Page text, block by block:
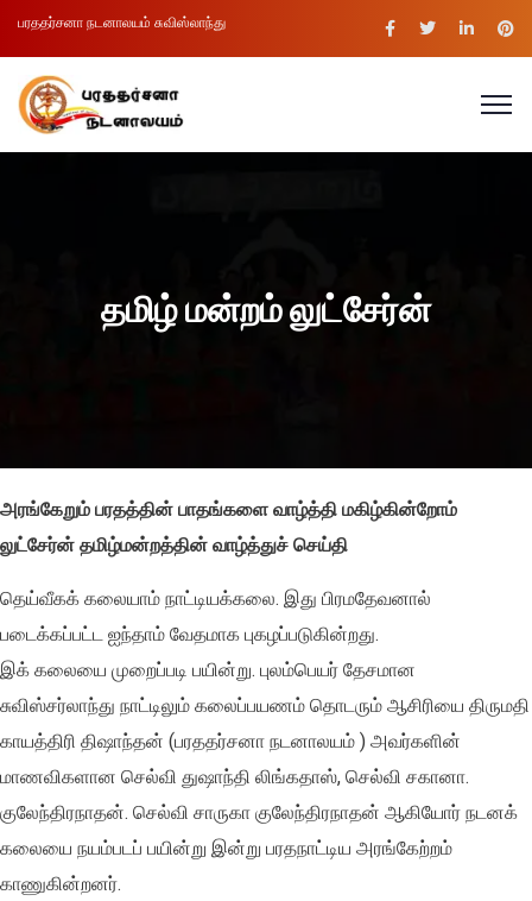
பரததர்சனா நடனாலயம் சுவிஸ்லாந்து
தமிழ் மன்றம் லுட்சேர்ன்
அரங்கேறும் பரதத்தின் பாதங்களை வாழ்த்தி மகிழ்கின்றோம்
லுட்சேர்ன் தமிழ்மன்றத்தின் வாழ்த்துச் செய்தி
தெய்வீகக் கலையாம் நாட்டியக்கலை. இது பிரமதேவனால்
படைக்கப்பட்ட ஐந்தாம் வேதமாக புகழப்படுகின்றது.
இக் கலையை முறைப்படி பயின்று. புலம்பெயர் தேசமான
சுவிஸ்சர்லாந்து நாட்டிலும் கலைப்பயணம் தொடரும் ஆசிரியை திருமதி
காயத்திரி திஷாந்தன் (பரததர்சனா நடனாலயம் ) அவர்களின்
மாணவிகளான செல்வி துஷாந்தி லிங்கதாஸ், செல்வி சகானா.
குலேந்திரநாதன். செல்வி சாருகா குலேந்திரநாதன் ஆகியோர் நடனக்
கலையை நயம்படப் பயின்று இன்று பரதநாட்டிய அரங்கேற்றம்
காணுகின்றனர்.